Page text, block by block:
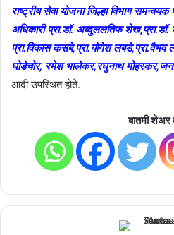
राष्ट्रीय सेवा योजना जिल्हा विभाग
अधिकारी प्रा.डॉ. अब्दुललतिफ शेख,प्रा.डॉ.
प्रा.विकास कसबे,प्रा.योगेश लबडे,प्रा.वैभव
घोडेचोर, रमेश भालेकर,रघुनाथ
आदी उपस्थित होते.
बातमी शेअर